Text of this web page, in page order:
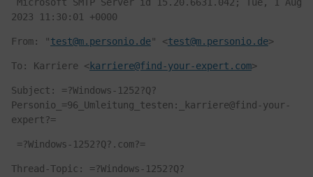
2023 11:30:01 +0000
From: "test@m.personio.de" <test@m.personio.de>
To: Karriere <karriere@find-your-expert.com>
Subject: =?Windows-1252?Q?
Personio_=96_Umleitung_testen:_karriere@find-your-
expert?=
=?Windows-1252?Q?.com?=
Thread-Topic: =?Windows-1252?Q?